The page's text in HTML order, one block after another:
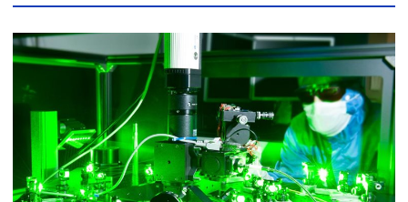
op)
17
resultaten,
getoond
1
t/m
5